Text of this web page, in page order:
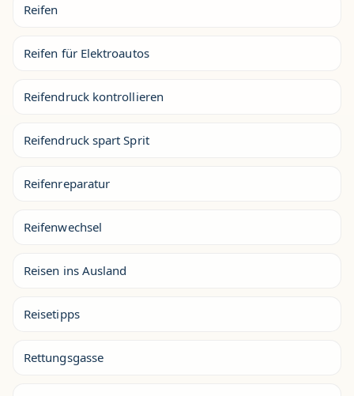
Reifen
Reifen für Elektroautos
Reifendruck kontrollieren
Reifendruck spart Sprit
Reifenreparatur
Reifenwechsel
Reisen ins Ausland
Reisetipps
Rettungsgasse